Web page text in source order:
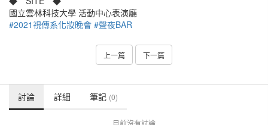
國立雲林科技大學 活動中心表演廳
#2021視傳系化妝晚會 #聲夜BAR
上一篇 下一篇
討論 詳細 筆記 (0)
目前沒有討論